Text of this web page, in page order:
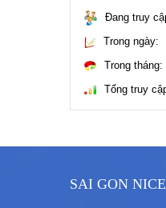
Đang truy
Trong ngày:
Trong tháng:
Tổng truy
SAI GON